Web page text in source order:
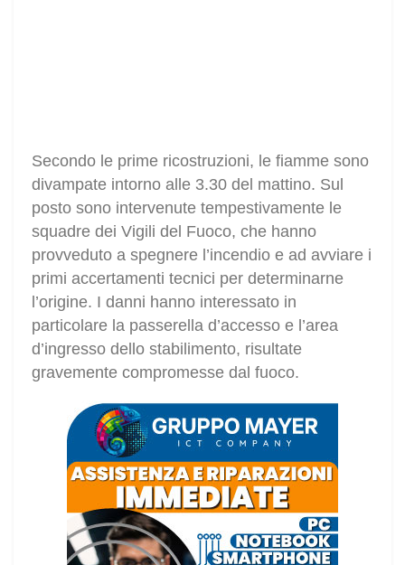
Secondo le prime ricostruzioni, le fiamme sono
divampate intorno alle 3.30 del mattino. Sul
posto sono intervenute tempestivamente le
squadre dei Vigili del Fuoco, che hanno
provveduto a spegnere l’incendio e ad avviare i
primi accertamenti tecnici per determinarne
l’origine. I danni hanno interessato in
particolare la passerella d’accesso e l’area
d’ingresso dello stabilimento, risultate
gravemente compromesse dal fuoco.